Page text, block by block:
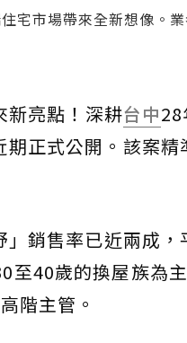
宅市場帶來全新想像。
新亮點！深耕台中
正式公開。該案
銷售率已近兩成
至40歲的換屋族為
階主管。